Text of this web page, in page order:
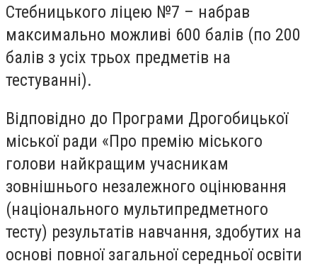
Стебницького ліцею №7 – набрав
максимально можливі 600 балів (по 200
балів з усіх трьох предметів на
тестуванні).
Відповідно до Програми Дрогобицької
міської ради «Про премію міського
голови найкращим учасникам
зовнішнього незалежного оцінювання
(національного мультипредметного
тесту) результатів навчання, здобутих на
основі повної загальної середньої освіти